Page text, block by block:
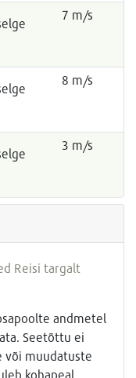
7 m/s
8 m/s
3 m/s
Reisi targalt
andmetel
Seetõttu ei
või muudatuste
kohapeal